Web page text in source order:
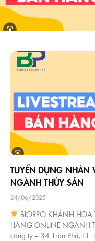
TUYỂN DỤNG NHÂN
NGÀNH THỦY SẢN
24/06/2025
BIORPO KHÁNH
HÀNG ONLINE NGÀNH
công ty – 34 Trần Phú, TT.